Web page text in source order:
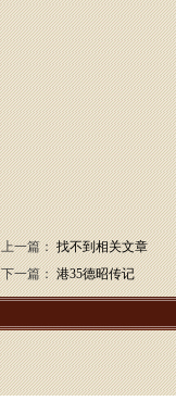
上一篇：找不到相关文章
下一篇： 港35德昭传记